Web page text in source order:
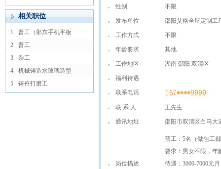
相关职位
1
普工（邵东手机平板
2
普工
3
杂工
4
机械铸造水玻璃造型
5
铸仵打磨工
性别 不限
发布单位 邵阳艾格全屋定制工
工作方式 不限
年龄要求 其他
工作地区 湖南 邵阳 双清区
福利待遇
联系电话
联 系 人 王先生
通讯地址 邵阳市双清区白马大
岗位描述
普工：5名（做包工
要求：男女不限，年
待遇：3000-7000元